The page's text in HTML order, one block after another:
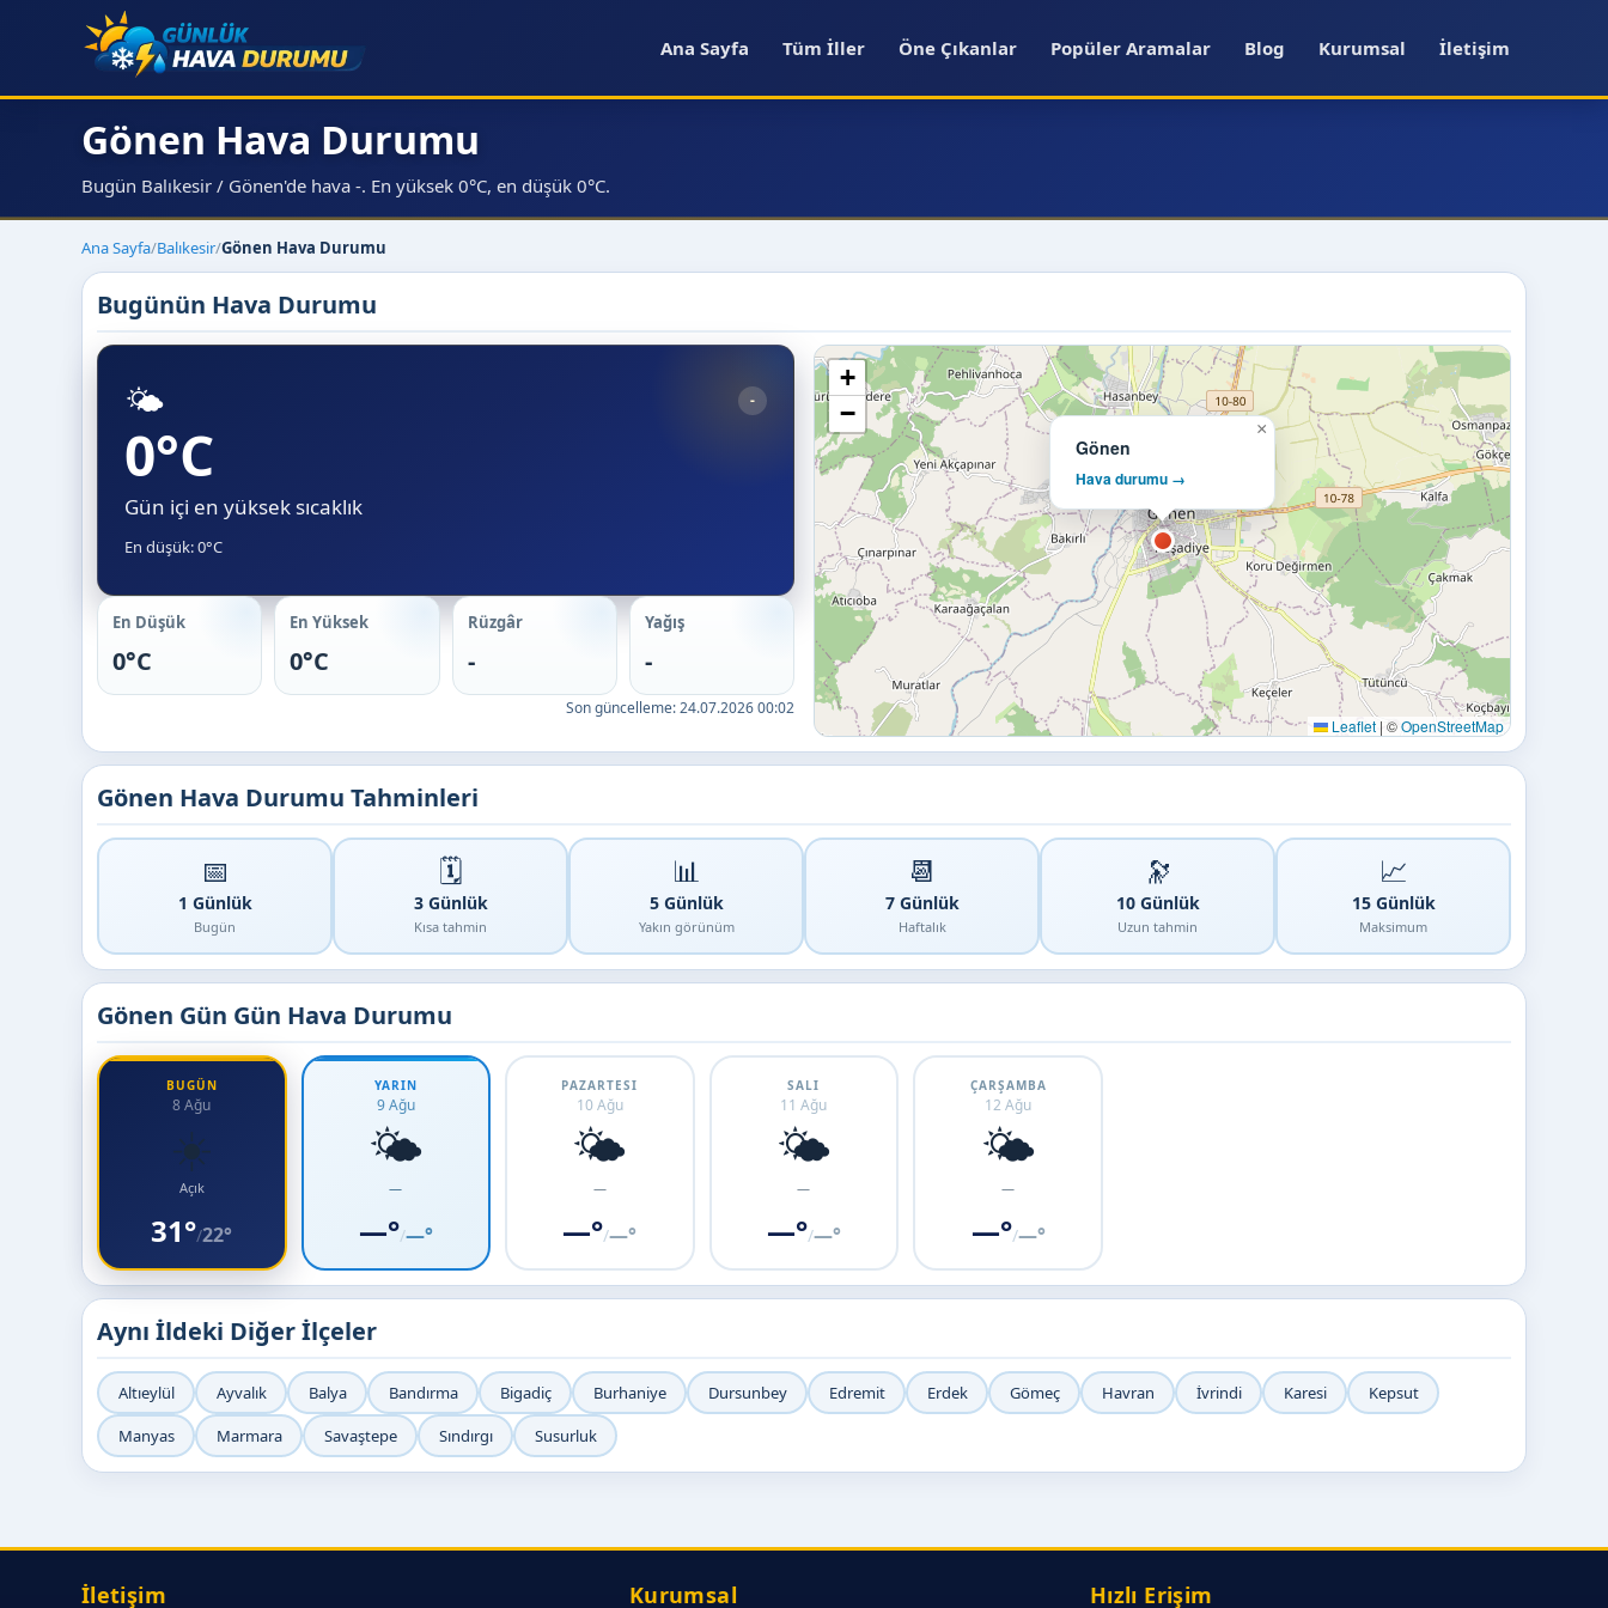
Ana Sayfa Tüm İller Öne Çıkanlar Popüler Aramalar Blog Kurumsal İletişim
Gönen Hava Durumu
Bugün Balıkesir / Gönen'de hava -. En yüksek 0°C, en düşük 0°C.
Ana Sayfa/Balıkesir/Gönen Hava Durumu
Bugünün Hava Durumu
🌤️ -
0°C
Gün içi en yüksek sıcaklık
En düşük: 0°C
En Düşük
0°C
En Yüksek
0°C
Rüzgâr
-
Yağış
-
Son güncelleme:24.07.2026 00:02
Gönen
Hava durumu →
×
+
−
Leaflet | ©OpenStreetMap
Gönen Hava Durumu Tahminleri
📅
1 Günlük
Bugün
🗓️
3 Günlük
Kısa tahmin
📊
5 Günlük
Yakın görünüm
📆
7 Günlük
Haftalık
🔭
10 Günlük
Uzun tahmin
📈
15 Günlük
Maksimum
Gönen Gün Gün Hava Durumu
BUGÜN
8 Ağu
☀️
Açık
31°/22°
YARIN
9 Ağu
🌤️
—
—°/—°
PAZARTESI
10 Ağu
🌤️
—
—°/—°
SALI
11 Ağu
🌤️
—
—°/—°
ÇARŞAMBA
12 Ağu
🌤️
—
—°/—°
Aynı İldeki Diğer İlçeler
Altıeylül Ayvalık Balya Bandırma Bigadiç Burhaniye Dursunbey Edremit Erdek Gömeç Havran İvrindi Karesi
Kepsut
Manyas
Marmara Savaştepe Sındırgı Susurluk
İletişim Kurumsal Hızlı Erişim